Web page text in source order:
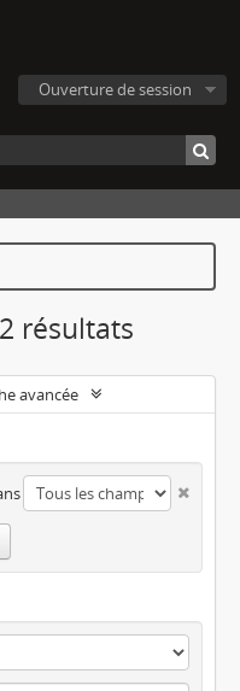
Ouverture de session
résultats
avancée